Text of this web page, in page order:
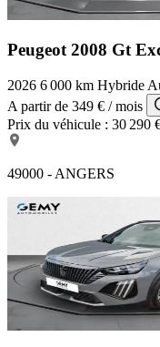
Peugeot 2008 Gt
2026 6 000 km Hybride
A partir de 349 € / mois
Prix du véhicule : 30 290
49000 - ANGERS